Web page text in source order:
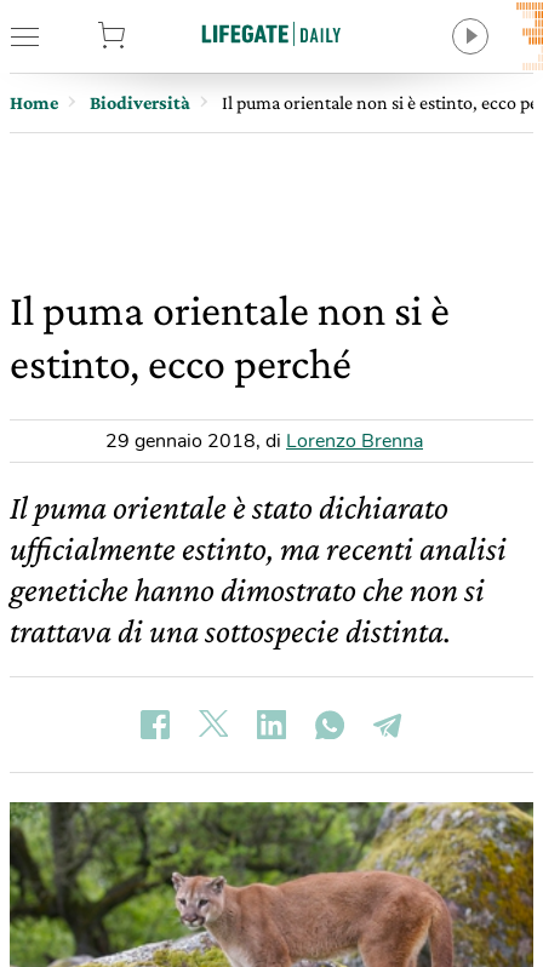
Home Biodiversità Il puma orientale non si è estinto, ecco
Il puma orientale non si è
estinto, ecco perché
29 gennaio 2018, di Lorenzo Brenna
Il puma orientale è stato dichiarato
ufficialmente estinto, ma recenti analisi
genetiche hanno dimostrato che non si
trattava di una sottospecie distinta.